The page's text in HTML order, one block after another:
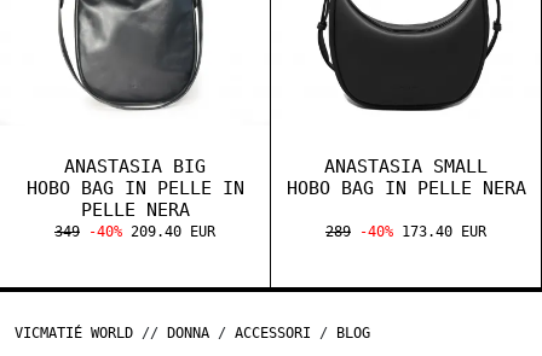
ANASTASIA BIG
HOBO BAG IN PELLE IN
PELLE NERA
349 -40% 209.40 EUR
ANASTASIA SMALL
HOBO BAG IN PELLE NERA
289 -40% 173.40 EUR
VICMATIÉ WORLD // DONNA / ACCESSORI / BLOG